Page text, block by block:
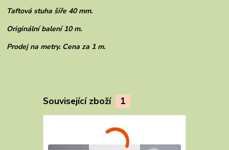
Taftová stuha šíře 40 mm.
Originální balení 10 m.
Prodej na metry. Cena za 1 m.
Související zboží 1